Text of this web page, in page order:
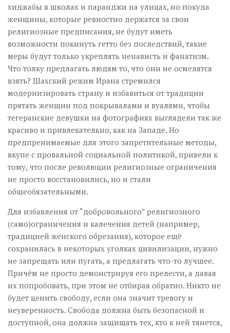
хиджабы в школах и паранджи на улицах, но покуда
женщины, которые ревностно держатся за свои
религиозные предписания, не будут иметь
возможности покинуть гетто без последствий, такие
меры будут только укреплять ненависть и фанатизм.
Что толку предлагать людям то, что они не осмелятся
взять? Шахский режим Ирана стремился
модернизировать страну и избавиться от традиции
прятать женщин под покрывалами и вуалями, чтобы
тегеранские девушки на фотографиях выглядели так же
красиво и привлекательно, как на Западе. Но
предпренимаемые для этого запретительные методы,
вкупе с провальной социальной политикой, привели к
тому, что после революции религиозные ограничения
не просто восстановились, но и стали
общеобязательными.
Для избавления от “добровольного” религиозного
(само)ограничения и калечения детей (например,
традицией женского обрезания), которое ещё
сохранилась в некоторых уголках цивилизации, нужно
не запрещать или пугать, а предлагать что-то лучшее.
Причём не просто демонстрируя его прелести, а давая
их попробовать, при этом не отбирая обратно. Никто не
будет ценить свободу, если она значит тревогу и
неуверенность. Свобода должна быть безопасной и
доступной, она должна защищать тех, кто к ней тянется,